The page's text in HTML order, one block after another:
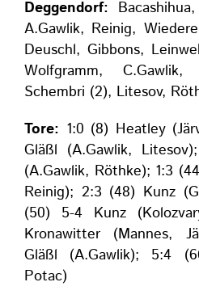
Deggendorf:
A.Gawlik, Reinig,
Deuschl, Gibbons,
Wolfgramm,
Schembri (2), Litesov,
Tore: 1:0 (8) Heatley
Gläßl (A.Gawlik,
(A.Gawlik, Röthke); 1:3
Reinig); 2:3 (48) Kunz
(50) 5-4 Kunz
Kronawitter (Mannes,
Gläßl (A.Gawlik); 5:4
Potac)